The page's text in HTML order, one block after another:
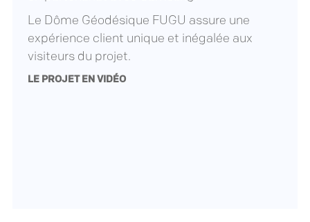
Le Dôme Géodésique FUGU assure une
expérience client unique et inégalée aux
visiteurs du projet.
LE PROJET EN VIDÉO